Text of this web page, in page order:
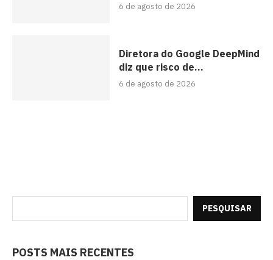
6 de agosto de 2026
Diretora do Google DeepMind
diz que risco de...
6 de agosto de 2026
PESQUISAR
POSTS MAIS RECENTES